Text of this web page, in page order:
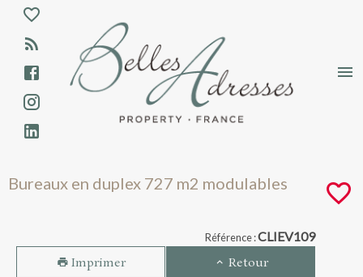
Bureaux en duplex 727 m2 modulables -
Aparté haute
En-tête
Liens
Bureaux en duplex 727 m2 modulables
Référence :CLIEV109
Imprimer Retour